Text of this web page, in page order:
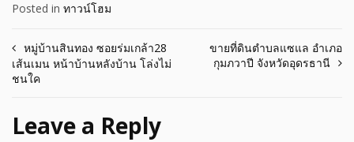
Posted in ทาวน์โฮม
Post
navigation
หมู่บ้านสินทอง ซอยร่มเกล้า28
เส้นเมน หน้าบ้านหลังบ้าน โล่งไม่
ชนใค
ขายที่ดินตำบลแซแล อำเภอ
กุมภวาปี จังหวัดอุดรธานี
Leave a Reply